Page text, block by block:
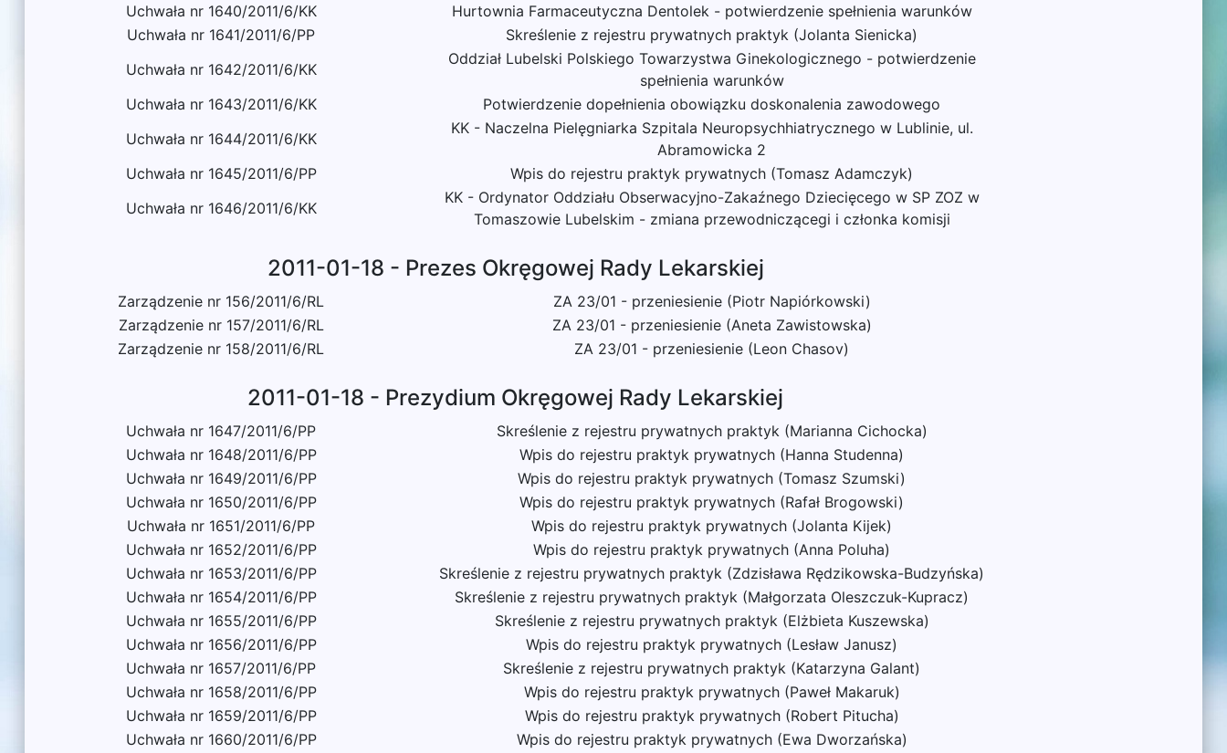
Uchwała nr 1640/2011/6/KK
Hurtownia Farmaceutyczna Dentolek - potwierdzenie spełnienia warunków
Uchwała nr 1641/2011/6/PP
Skreślenie z rejestru prywatnych praktyk (Jolanta Sienicka)
Uchwała nr 1642/2011/6/KK
Oddział Lubelski Polskiego Towarzystwa Ginekologicznego - potwierdzenie
spełnienia warunków
Uchwała nr 1643/2011/6/KK
Potwierdzenie dopełnienia obowiązku doskonalenia zawodowego
Uchwała nr 1644/2011/6/KK
KK - Naczelna Pielęgniarka Szpitala Neuropsychhiatrycznego w Lublinie, ul.
Abramowicka 2
Uchwała nr 1645/2011/6/PP
Wpis do rejestru praktyk prywatnych (Tomasz Adamczyk)
Uchwała nr 1646/2011/6/KK
KK - Ordynator Oddziału Obserwacyjno-Zakaźnego Dziecięcego w SP ZOZ w
Tomaszowie Lubelskim - zmiana przewodniczącegi i członka komisji
2011-01-18 - Prezes Okręgowej Rady Lekarskiej
Zarządzenie nr 156/2011/6/RL
ZA 23/01 - przeniesienie (Piotr Napiórkowski)
Zarządzenie nr 157/2011/6/RL
ZA 23/01 - przeniesienie (Aneta Zawistowska)
Zarządzenie nr 158/2011/6/RL
ZA 23/01 - przeniesienie (Leon Chasov)
2011-01-18 - Prezydium Okręgowej Rady Lekarskiej
Uchwała nr 1647/2011/6/PP
Skreślenie z rejestru prywatnych praktyk (Marianna Cichocka)
Uchwała nr 1648/2011/6/PP
Wpis do rejestru praktyk prywatnych (Hanna Studenna)
Uchwała nr 1649/2011/6/PP
Wpis do rejestru praktyk prywatnych (Tomasz Szumski)
Uchwała nr 1650/2011/6/PP
Wpis do rejestru praktyk prywatnych (Rafał Brogowski)
Uchwała nr 1651/2011/6/PP
Wpis do rejestru praktyk prywatnych (Jolanta Kijek)
Uchwała nr 1652/2011/6/PP
Wpis do rejestru praktyk prywatnych (Anna Poluha)
Uchwała nr 1653/2011/6/PP
Skreślenie z rejestru prywatnych praktyk (Zdzisława Rędzikowska-Budzyńska)
Uchwała nr 1654/2011/6/PP
Skreślenie z rejestru prywatnych praktyk (Małgorzata Oleszczuk-Kupracz)
Uchwała nr 1655/2011/6/PP
Skreślenie z rejestru prywatnych praktyk (Elżbieta Kuszewska)
Uchwała nr 1656/2011/6/PP
Wpis do rejestru praktyk prywatnych (Lesław Janusz)
Uchwała nr 1657/2011/6/PP
Skreślenie z rejestru prywatnych praktyk (Katarzyna Galant)
Uchwała nr 1658/2011/6/PP
Wpis do rejestru praktyk prywatnych (Paweł Makaruk)
Uchwała nr 1659/2011/6/PP
Wpis do rejestru praktyk prywatnych (Robert Pitucha)
Uchwała nr 1660/2011/6/PP
Wpis do rejestru praktyk prywatnych (Ewa Dworzańska)